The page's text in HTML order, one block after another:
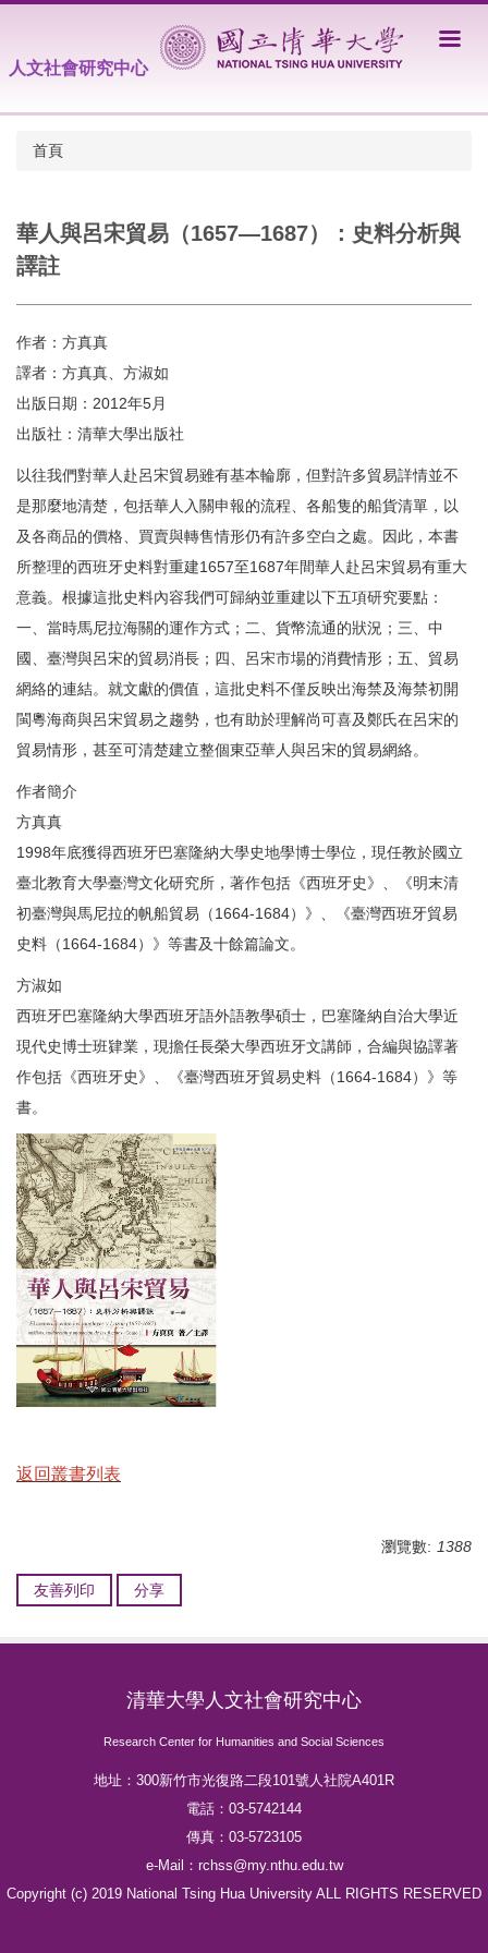
主
人文社會研究中心
首頁
華人與呂宋貿易（1657—1687）：史料分析與
譯註
作者：方真真
譯者：方真真、方淑如
出版日期：2012年5月
出版社：清華大學出版社
以往我們對華人赴呂宋貿易雖有基本輪廓，但對許多貿易詳情並不
是那麼地清楚，包括華人入關申報的流程、各船隻的船貨清單，以
及各商品的價格、買賣與轉售情形仍有許多空白之處。因此，本書
所整理的西班牙史料對重建1657至1687年間華人赴呂宋貿易有重大
意義。根據這批史料內容我們可歸納並重建以下五項研究要點：
一、當時馬尼拉海關的運作方式；二、貨幣流通的狀況；三、中
國、臺灣與呂宋的貿易消長；四、呂宋市場的消費情形；五、貿易
網絡的連結。就文獻的價值，這批史料不僅反映出海禁及海禁初開
閩粵海商與呂宋貿易之趨勢，也有助於理解尚可喜及鄭氏在呂宋的
貿易情形，甚至可清楚建立整個東亞華人與呂宋的貿易網絡。
作者簡介
方真真
1998年底獲得西班牙巴塞隆納大學史地學博士學位，現任教於國立
臺北教育大學臺灣文化研究所，著作包括《西班牙史》、《明末清
初臺灣與馬尼拉的帆船貿易（1664-1684）》、《臺灣西班牙貿易
史料（1664-1684）》等書及十餘篇論文。
方淑如
西班牙巴塞隆納大學西班牙語外語教學碩士，巴塞隆納自治大學近
現代史博士班肄業，現擔任長榮大學西班牙文講師，合編與協譯著
作包括《西班牙史》、《臺灣西班牙貿易史料（1664-1684）》等
書。
返回叢書列表
瀏覽數: 1388
友善列印 分享
清華大學人文社會研究中心
Research Center for Humanities and Social Sciences
地址：300新竹市光復路二段101號人社院A401R
電話：03-5742144
傳真：03-5723105
e-Mail：rchss@my.nthu.edu.tw
Copyright (c) 2019 National Tsing Hua University ALL RIGHTS RESERVED